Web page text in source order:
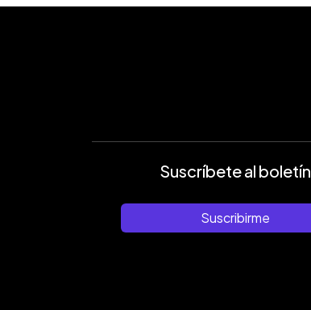
Suscríbete al boletín
Suscribirme